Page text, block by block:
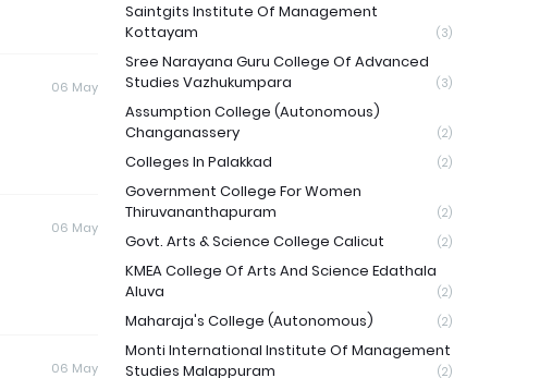
06 May
06 May
06 May
Saintgits Institute Of Management
Kottayam
(3)
Sree Narayana Guru College Of Advanced
Studies Vazhukumpara
(3)
Assumption College (Autonomous)
Changanassery
(2)
Colleges In Palakkad (2)
Government College For Women
Thiruvananthapuram
(2)
Govt. Arts & Science College Calicut (2)
KMEA College Of Arts And Science Edathala
Aluva
(2)
Maharaja's College (Autonomous) (2)
Monti International Institute Of Management
Studies Malappuram
(2)